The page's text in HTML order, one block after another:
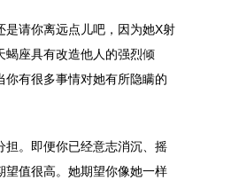
请你离远点儿吧，因为她X射
蝎座具有改造他人的强烈倾
有很多事情对她有所隐瞒的
担。即便你已经意志消沉、摇
望值很高。她期望你像她一样